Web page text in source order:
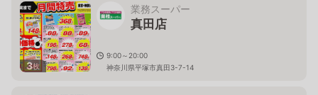
3枚
業務スーパー
真田店
9:00～20:00
神奈川県平塚市真田3-7-14